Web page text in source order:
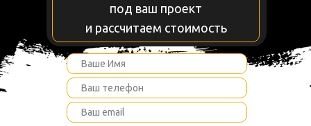
под ваш проект
и рассчитаем стоимость